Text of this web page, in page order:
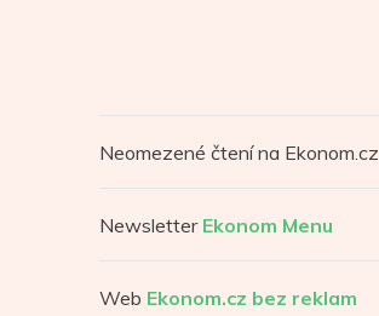
Neomezené čtení na Ekonom.cz
Newsletter Ekonom Menu
Web Ekonom.cz bez reklam